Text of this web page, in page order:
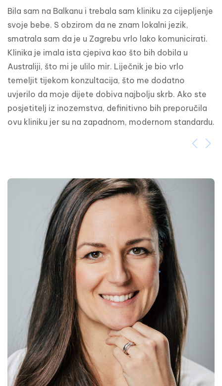
Bila sam na Balkanu i trebala sam kliniku za cijepljenje
svoje bebe. S obzirom da ne znam lokalni jezik,
smatrala sam da je u Zagrebu vrlo lako komunicirati.
Klinika je imala ista cjepiva kao što bih dobila u
Australiji, što mi je ulilo mir. Liječnik je bio vrlo
temeljit tijekom konzultacija, što me dodatno
uvjerilo da moje dijete dobiva najbolju skrb. Ako ste
posjetitelj iz inozemstva, definitivno bih preporučila
ovu kliniku jer su na zapadnom, modernom standardu.